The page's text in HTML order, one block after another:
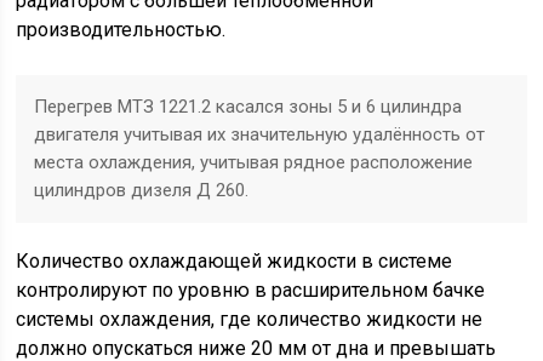
производительностью.
Перегрев МТЗ 1221.2 касался зоны 5 и 6 цилиндра
двигателя учитывая их значительную удалённость от
места охлаждения, учитывая рядное расположение
цилиндров дизеля Д 260.
Количество охлаждающей жидкости в системе
контролируют по уровню в расширительном бачке
системы охлаждения, где количество жидкости не
должно опускаться ниже 20 мм от дна и превышать